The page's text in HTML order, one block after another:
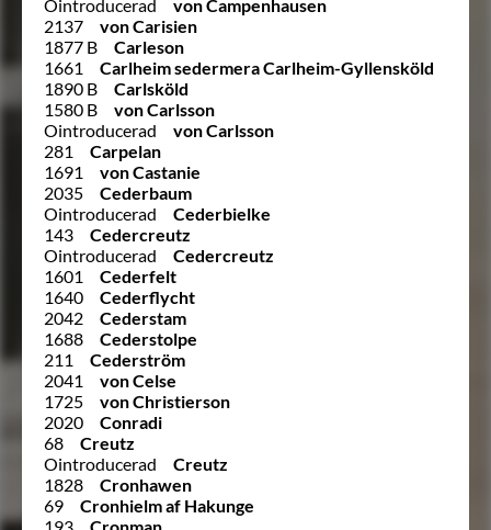
Ointroducerad
von Campenhausen
2137
von Carisien
1877 B
Carleson
1661
Carlheim sedermera Carlheim-Gyllensköld
1890 B
Carlsköld
1580 B
von Carlsson
Ointroducerad
von Carlsson
281
Carpelan
1691
von Castanie
2035
Cederbaum
Ointroducerad
Cederbielke
143
Cedercreutz
Ointroducerad
Cedercreutz
1601
Cederfelt
1640
Cederflycht
2042
Cederstam
1688
Cederstolpe
211
Cederström
2041
von Celse
1725
von Christierson
2020
Conradi
68
Creutz
Ointroducerad
Creutz
1828
Cronhawen
69
Cronhielm af Hakunge